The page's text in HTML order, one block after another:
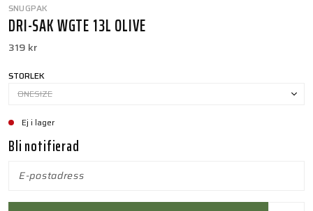
SNUGPAK
DRI-SAK WGTE 13L OLIVE
319 kr
STORLEK
ONESIZE
Ej i lager
Bli notifierad